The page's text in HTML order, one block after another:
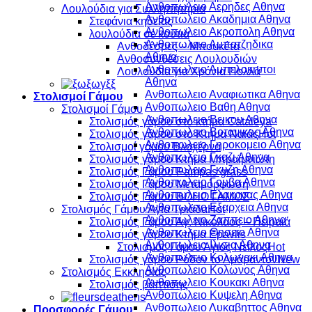
Λουλούδια για Συλληπητήρια
Στεφάνια κηδείας
λουλούδια σέ κουτιά
Ανθοδέσμες – Μπουκέτα
Ανθοσυνθέσεις Λουλουδιών
Λουλούδια για Χρόνια Πολλά
Στολισμοί Γάμου
Στολισμοί Γάμου
Στολισμός γάμου στό κτήμα Cataleya
Στολισμός γάμου στο Κτήμα Ναϊάς
Στολισμοί γάμου Βλαχέρνα
Στολισμός γάμου Κτήμα Μπραϊμνιώτη
Στολισμός Γάμου Pampas grass
Στολισμός Γάμου Μεταμόρφωση
Στολισμός Γάμου BOHO ΓΑΜΟΣ
Στολισμός Γάμου Αγία Τριάδα
Στολισμός Γάμου Άγ. Νικόλαος – Πειραιά
Στολισμός γάμου Κτήμα Epavlis
Στολισμός Γάμου Άγιος Νείλος
Στολισμός γάμου Ρόδον το Αμάραντον
Στολισμός Εκκλησίας
Στολισμός βάπτισης
Προσφορές Γάμου
Ανθοπωλειο Αερηδες Αθηνα
Ανθοπωλειο Ακαδημια Αθηνα
Ανθοπωλειο Ακροπολη Αθηνα
Ανθοπωλειο Αμπατζηδικα
Αθηνα
Ανθοπωλειο Αμπελοκηποι
Αθηνα
Ανθοπωλειο Αναφιωτικα Αθηνα
Ανθοπωλειο Βαθη Αθηνα
Ανθοπωλειο Βεικου Αθηνα
Ανθοπωλειο Βοτανικος Αθηνα
Ανθοπωλειο Γηροκομειο Αθηνα
Ανθοπωλειο Γκαζι Αθηνα
Ανθοπωλειο Γκυζη Αθηνα
Ανθοπωλειο Γουβα Αθηνα
Ανθοπωλειο Ελαιωνας Αθηνα
Ανθοπωλειο Εξαρχεια Αθηνα
Ανθοπωλειο Ζαππειο Αθηνα
Ανθοπωλειο Θησειο Αθηνα
Ανθοπωλειο Ιλισια Αθηνα
Ανθοπωλειο Κολωνακι Αθηνα
Ανθοπωλειο Κολωνος Αθηνα
Ανθοπωλειο Κουκακι Αθηνα
Ανθοπωλειο Κυψελη Αθηνα
Ανθοπωλειο Λυκαβηττος Αθηνα